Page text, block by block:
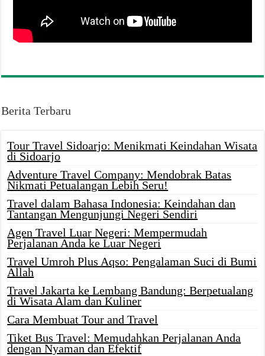
Berita Terbaru
Tour Travel Sidoarjo: Menikmati Keindahan Wisata
di Sidoarjo
Adventure Travel Company: Mendobrak Batas
Nikmati Petualangan Lebih Seru!
Travel dalam Bahasa Indonesia: Keindahan dan
Tantangan Mengunjungi Negeri Sendiri
Agen Travel Luar Negeri: Mempermudah
Perjalanan Anda ke Luar Negeri
Travel Umroh Plus Aqso: Pengalaman Suci di Bumi
Allah
Travel Jakarta ke Lembang Bandung: Berpetualang
di Wisata Alam dan Kuliner
Cara Membuat Tour and Travel
Tiket Bus Travel: Memudahkan Perjalanan Anda
dengan Nyaman dan Efektif